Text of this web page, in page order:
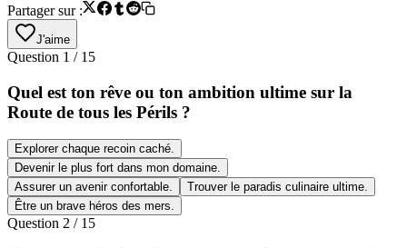
Partager sur :
J'aime
Question 1 / 15
Quel est ton rêve ou ton ambition ultime sur la
Route de tous les Périls ?
Explorer chaque recoin caché.
Devenir le plus fort dans mon domaine.
Assurer un avenir confortable.
Trouver le paradis culinaire ultime.
Être un brave héros des mers.
Question 2 / 15